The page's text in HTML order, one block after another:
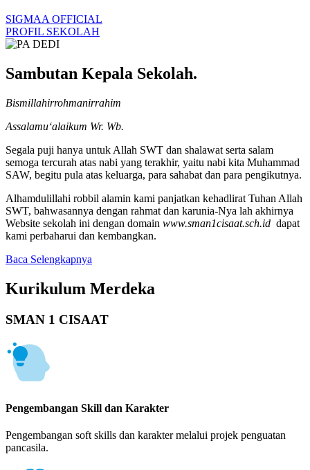
SIGMAA OFFICIAL
PROFIL SEKOLAH
Sambutan Kepala Sekolah.
Bismillahirrohmanirrahim
Assalamu‘alaikum Wr. Wb.
Segala puji hanya untuk Allah SWT dan shalawat serta salam
semoga tercurah atas nabi yang terakhir, yaitu nabi kita Muhammad
SAW, begitu pula atas keluarga, para sahabat dan para pengikutnya.
Alhamdulillahi robbil alamin kami panjatkan kehadlirat Tuhan Allah
SWT, bahwasannya dengan rahmat dan karunia-Nya lah akhirnya
Website sekolah ini dengan domain www.sman1cisaat.sch.id dapat
kami perbaharui dan kembangkan.
Baca Selengkapnya
Kurikulum Merdeka
SMAN 1 CISAAT
Pengembangan Skill dan Karakter
Pengembangan soft skills dan karakter melalui projek penguatan
pancasila.